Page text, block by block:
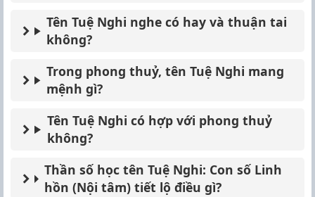
Tên Tuệ Nghi nghe có hay và thuận tai
không?
Trong phong thuỷ, tên Tuệ Nghi mang
mệnh gì?
Tên Tuệ Nghi có hợp với phong thuỷ
không?
Thần số học tên Tuệ Nghi: Con số Linh
hồn (Nội tâm) tiết lộ điều gì?